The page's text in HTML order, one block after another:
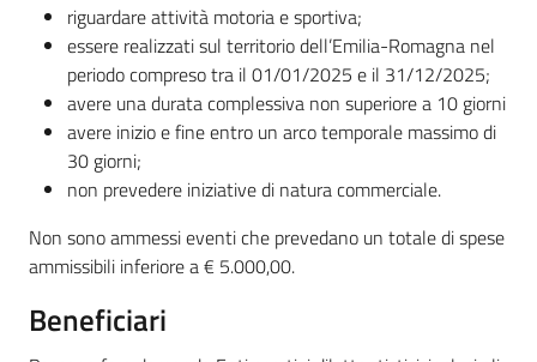
riguardare attività motoria e sportiva;
essere realizzati sul territorio dell’Emilia-Romagna nel
periodo compreso tra il 01/01/2025 e il 31/12/2025;
avere una durata complessiva non superiore a 10 giorni
avere inizio e fine entro un arco temporale massimo di
30 giorni;
non prevedere iniziative di natura commerciale.
Non sono ammessi eventi che prevedano un totale di spese
ammissibili inferiore a € 5.000,00.
Beneficiari